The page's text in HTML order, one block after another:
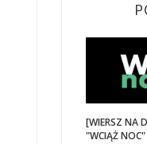
[WIERSZ NA
"WCIĄŻ NOC"